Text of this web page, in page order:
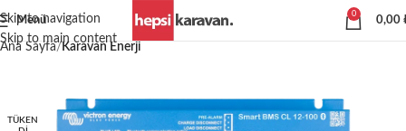
Skip to navigation
Skip to main content
Menü
0
0,00
Ana Sayfa Karavan Enerji
TÜKEN